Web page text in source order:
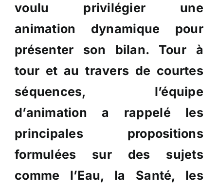
voulu privilégier une
animation dynamique pour
présenter son bilan. Tour à
tour et au travers de courtes
séquences, l’équipe
d’animation a rappelé les
principales propositions
formulées sur des sujets
comme l’Eau, la Santé, les